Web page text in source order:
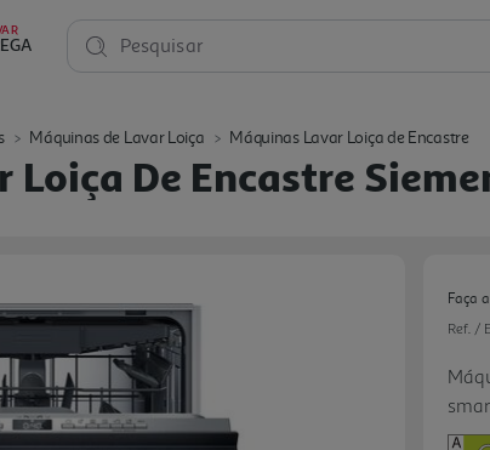
Pesquisar
Máquinas de Lavar Loiça Máquinas Lavar Loiça de Encastre
Loiça De Encastre
Faça
Ref. /